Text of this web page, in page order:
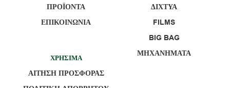
ΠΡΟΪΟΝΤΑ
ΕΠΙΚΟΙΝΩΝΙΑ
ΧΡΗΣΙΜΑ
ΑΙΤΗΣΗ ΠΡΟΣΦΟΡΑΣ
ΔΙΧΤΥΑ
FILMS
BIG BAG
ΜΗΧΑΝΗΜΑΤΑ